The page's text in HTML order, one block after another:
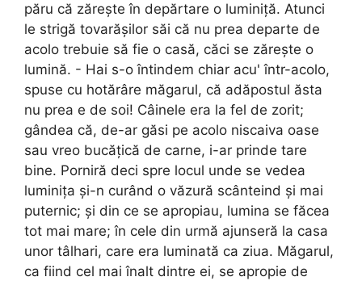
păru că zărește în depărtare o luminiță. Atunci
le strigă tovarășilor săi că nu prea departe de
acolo trebuie să fie o casă, căci se zărește o
lumină. - Hai s-o întindem chiar acu' într-acolo,
spuse cu hotărâre măgarul, că adăpostul ăsta
nu prea e de soi! Câinele era la fel de zorit;
gândea că, de-ar găsi pe acolo niscaiva oase
sau vreo bucățică de carne, i-ar prinde tare
bine. Porniră deci spre locul unde se vedea
luminița și-n curând o văzură scânteind și mai
puternic; și din ce se apropiau, lumina se făcea
tot mai mare; în cele din urmă ajunseră la casa
unor tâlhari, care era luminată ca ziua. Măgarul,
ca fiind cel mai înalt dintre ei, se apropie de